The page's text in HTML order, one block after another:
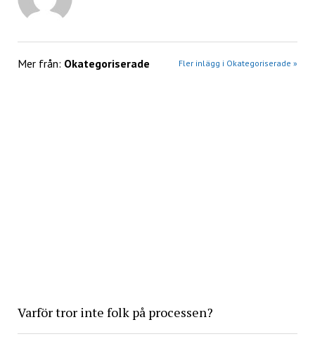
Mer från: Okategoriserade Fler inlägg i Okategoriserade »
Varför tror inte folk på processen?